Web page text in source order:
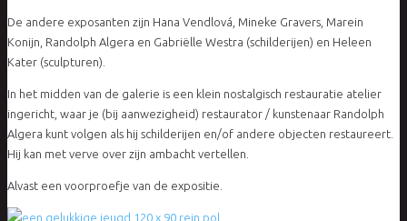
De andere exposanten zijn Hana Vendlová, Mineke Gravers, Marein
Konijn, Randolph Algera en Gabriëlle Westra (schilderijen) en Heleen
Kater (sculpturen).
In het midden van de galerie is een klein nostalgisch restauratie atelier
ingericht, waar je (bij aanwezigheid) restaurator / kunstenaar Randolph
Algera kunt volgen als hij schilderijen en/of andere objecten restaureert.
Hij kan met verve over zijn ambacht vertellen.
Alvast een voorproefje van de expositie.